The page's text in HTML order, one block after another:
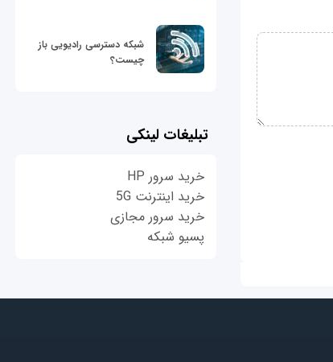
شبکه دسترسی رادیویی باز
چیست؟
تبلیغات لینکی
خرید سرور HP
خرید اینترنت 5G
خرید سرور مجازی
پسیو شبکه